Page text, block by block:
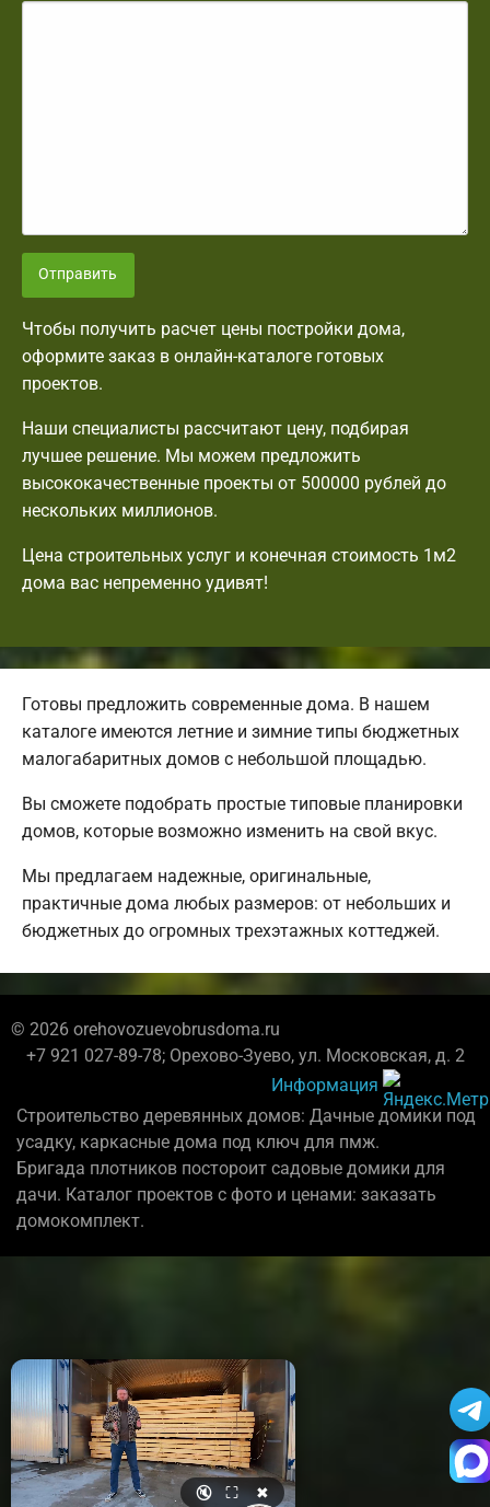
Отправить
Чтобы получить расчет цены постройки дома,
оформите заказ в онлайн-каталоге готовых
проектов.
Наши специалисты рассчитают цену, подбирая
лучшее решение. Мы можем предложить
высококачественные проекты от 500000 рублей до
нескольких миллионов.
Цена строительных услуг и конечная стоимость 1м2
дома вас непременно удивят!
Готовы предложить современные дома. В нашем
каталоге имеются летние и зимние типы бюджетных
малогабаритных домов с небольшой площадью.
Вы сможете подобрать простые типовые планировки
домов, которые возможно изменить на свой вкус.
Мы предлагаем надежные, оригинальные,
практичные дома любых размеров: от небольших и
бюджетных до огромных трехэтажных коттеджей.
© 2026 orehovozuevobrusdoma.ru
+7 921 027-89-78; Орехово-Зуево, ул. Московская, д. 2
Информация
Строительство деревянных домов: Дачные домики под
усадку, каркасные дома под ключ для пмж.
Бригада плотников постороит садовые домики для
дачи. Каталог проектов с фото и ценами: заказать
домокомплект.
🔇 ⛶ ✖